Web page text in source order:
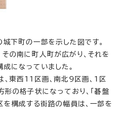
下町の一部を示した図です。
の南に町人町が広がり、それを
になっていました。
東西11区画、南北9区画、1区
の格子状になっており、「碁盤
を構成する街路の幅員は、一部を